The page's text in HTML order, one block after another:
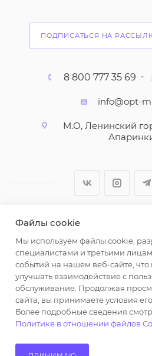
ПОДПИСАТЬСЯ НА
8 800 777 35 69
info@opt-
М.О, Ленинский
2026 © ООО "Вайт
Любая информация на
характер и не является
определяемой положениями
Гражданского кодекса
Использование любых
на https://opt-milena.ru,
наличии письменного
активной ссылки на
Файлы cookie
Мы используем файлы cookie,
специалистами и третьими
событий на нашем веб-сайте, что
улучшать взаимодействие с
обслуживание. Продолжая
сайта, вы принимаете условия
Более подробные сведения
Политике в отношении файлов